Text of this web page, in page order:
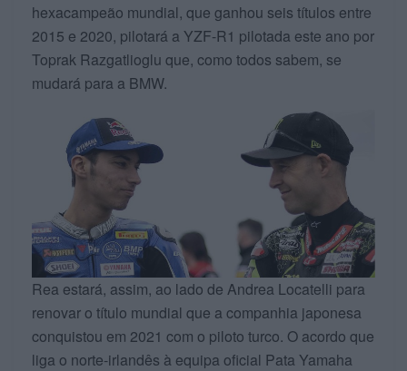
hexacampeão mundial, que ganhou seis títulos entre
2015 e 2020, pilotará a YZF-R1 pilotada este ano por
Toprak Razgatlioglu que, como todos sabem, se
mudará para a BMW.
Rea estará, assim, ao lado de Andrea Locatelli para
renovar o título mundial que a companhia japonesa
conquistou em 2021 com o piloto turco. O acordo que
liga o norte-irlandês à equipa oficial Pata Yamaha